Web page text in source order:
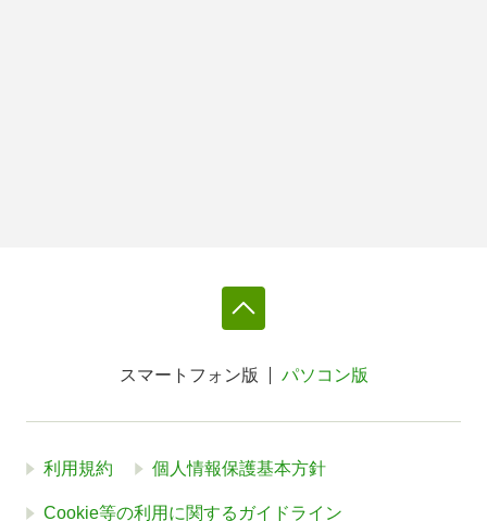
スマートフォン版 パソコン版
利用規約 個人情報保護基本方針
Cookie等の利用に関するガイドライン